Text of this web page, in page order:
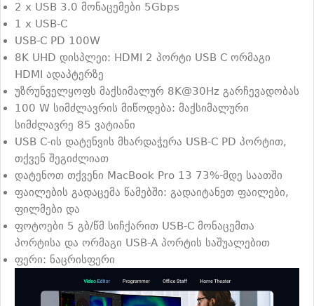
2 x USB 3.0 მონაცემები 5Gbps
1 x USB-C
USB-C PD 100W
8K UHD დისპლეი: HDMI 2 პორტი USB C ორმაგი
HDMI ადაპტერზე
უზრუნველყოფს მაქსიმალურ 8K@30Hz გარჩევადობას
100 W სიმძლავრის მიწოდება: მაქსიმალური
სიმძლავრე 85 ვატიანი
USB C-ის დატენვის მხარდაჭერა USB-C PD პორტით,
თქვენ შეგიძლიათ
დატენოთ თქვენი MacBook Pro 13 73%-მდე საათში
ფაილების გადაცემა წამებში: გადაიტანეთ ფაილები,
ფილმები და
ფოტოები 5 გბ/წმ სიჩქარით USB-C მონაცემთა
პორტისა და ორმაგი USB-A პორტის საშუალებით
ფერი: ნაცრისფერი